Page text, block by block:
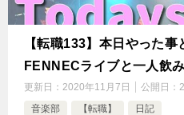
【転職133】本日やった
FENNECライブと一人飲み
更新日： 2020年11月7日 公開日：
音楽部
【転職】 日記